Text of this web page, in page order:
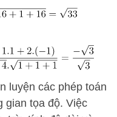
luyện các phép toán
gian tọa độ. Việc